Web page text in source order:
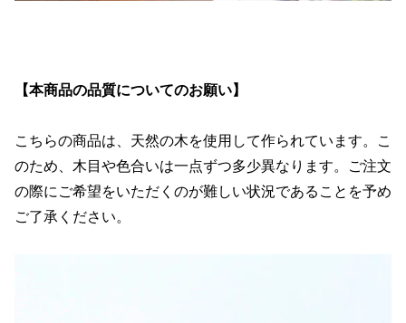
【本商品の品質についてのお願い】
こちらの商品は、天然の木を使用して作られています。こ
のため、木目や色合いは一点ずつ多少異なります。ご注文
の際にご希望をいただくのが難しい状況であることを予め
ご了承ください。